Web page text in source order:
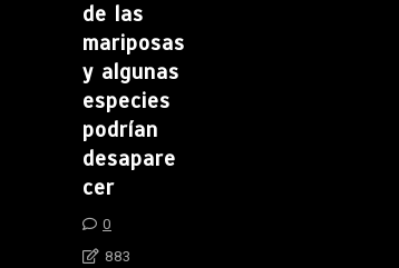
de las
mariposas
y algunas
especies
podrían
desapare
cer
0
883